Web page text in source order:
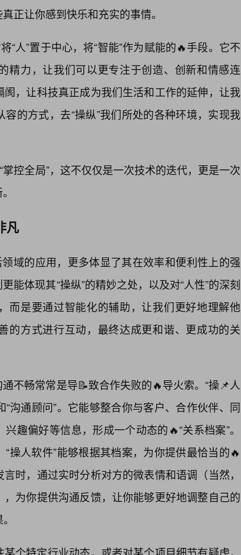
正让你感到快乐和充实的事情。
“人”置于中心，将“智能”作为赋能的🔥手段。它不
精力，让我们可以更专注于创造、创新和情感连
，让科技真正成为我们生活和工作的延伸，让我
的方式，去“操纵”我们所处的各种环境，实现我
掌控全局”，这不仅仅是一次技术的迭代，更是一次
凡
域的应用，更多体显了其在效率和便利性上的强
能体现其“操纵”的精妙之处，以及对“人性”的深刻
而是要通过智能化的辅助，让我们更好地理解他
的方式进行互动，最终达成更和谐、更成功的关
不畅常常是导📝致合作失败的🔥导火索。“操📌人
“沟通顾问”。它能够整合你与客户、合作伙伴、同
趣偏好等信息，形成一个动态的🔥“关系档案”。
操人软件”能够根据其档案，为你提供最恰当的🔥
时，通过实时分析对方的微表情和语调（当然，
为你提供沟通反馈，让你能够更好地调整自己的